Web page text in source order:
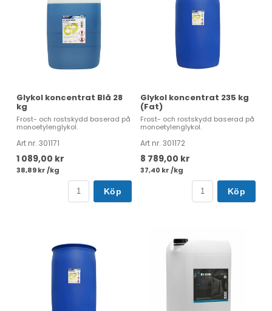
Glykol koncentrat Blå 28
kg
Frost- och rostskydd baserad på
monoetylenglykol.
Art nr. 301171
1 089,00 kr
38,89 kr /kg
Köp
Glykol koncentrat 235 kg
(Fat)
Frost- och rostskydd baserad på
monoetylenglykol.
Art nr. 301172
8 789,00 kr
37,40 kr /kg
Köp